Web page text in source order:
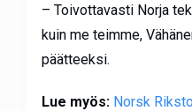
– Toivottavasti Norja
kuin me teimme,
päätteeksi.
Lue myös: Norsk